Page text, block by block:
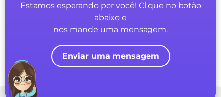
Estamos esperando por você! Clique no botão
abaixo e
nos mande uma mensagem.
Enviar uma mensagem